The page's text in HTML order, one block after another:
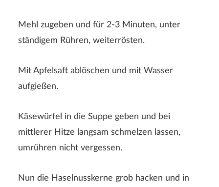
Mehl zugeben und für 2-3 Minuten, unter
ständigem Rühren, weiterrösten.
Mit Apfelsaft ablöschen und mit Wasser
aufgießen.
Käsewürfel in die Suppe geben und bei
mittlerer Hitze langsam schmelzen lassen,
umrühren nicht vergessen.
Nun die Haselnusskerne grob hacken und in